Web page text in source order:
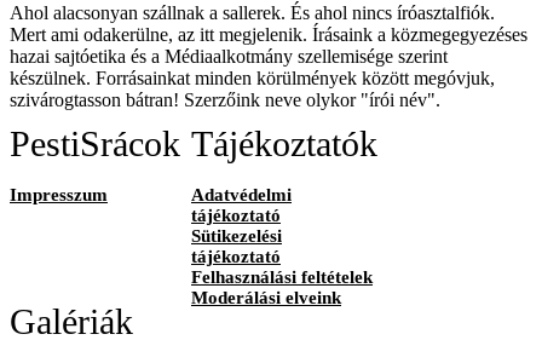
Ahol alacsonyan szállnak a sallerek. És ahol nincs íróasztalfiók.
Mert ami odakerülne, az itt megjelenik. Írásaink a közmegegyezéses
hazai sajtóetika és a Médiaalkotmány szellemisége szerint
készülnek. Forrásainkat minden körülmények között megóvjuk,
szivárogtasson bátran! Szerzőink neve olykor "írói név".
PestiSrácok
Impresszum
Tájékoztatók
Adatvédelmi
tájékoztató
Sütikezelési
tájékoztató
Felhasználási feltételek
Moderálási elveink
Galériák